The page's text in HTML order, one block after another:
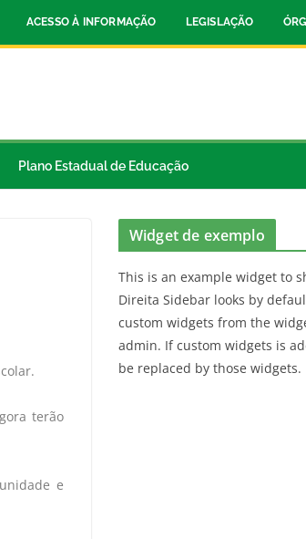
ACESSO À INFORMAÇÃO LEGISLAÇÃO
Plano Estadual de Educação
terão
e
Widget de exemplo
This is an example widget to
Direita Sidebar looks by
custom widgets from the
admin. If custom widgets is
be replaced by those widgets.